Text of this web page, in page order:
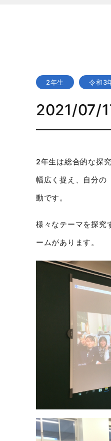
2年生 令和3
2021/07/
2年生は総合的な探
幅広く捉え、自分の
動です。
様々なテーマを探究
ームがあります。